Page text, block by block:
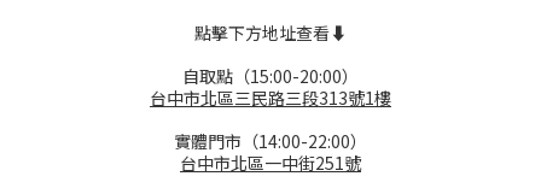
點擊下方地址查看⬇️
自取點（15:00-20:00）
台中市北區三民路三段313號1樓
實體門市（14:00-22:00）
台中市北區一中街251號